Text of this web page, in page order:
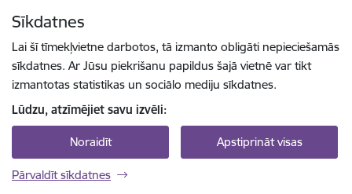
Sīkdatnes
Lai šī tīmekļvietne darbotos, tā izmanto obligāti nepieciešamās
sīkdatnes. Ar Jūsu piekrišanu papildus šajā vietnē var tikt
izmantotas statistikas un sociālo mediju sīkdatnes.
Lūdzu, atzīmējiet savu izvēli:
Noraidīt Apstiprināt visas
Pārvaldīt sīkdatnes